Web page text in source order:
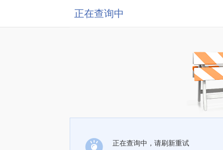
正在查询中
正在查询中，请刷新重试